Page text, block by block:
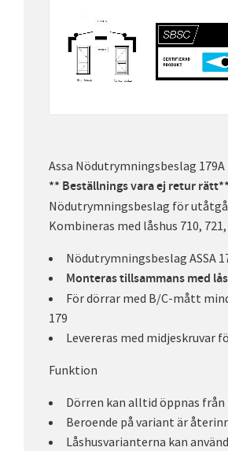
Assa Nödutrymningsbeslag 179A
** Beställnings vara ej retur rätt**
Nödutrymningsbeslag för
Kombineras med låshus 710,
Nödutrymningsbeslag ASSA
Monteras tillsammans med
För dörrar med B/C-mått
179
Levereras med midjeskruvar
Funktion
Dörren kan alltid öppnas
Beroende på variant är
Låshusvarianterna kan